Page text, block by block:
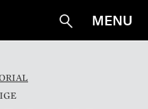
Suche
MENU